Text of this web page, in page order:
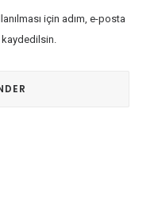
için adım, e-posta
kaydedilsin.